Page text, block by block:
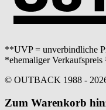
**UVP = unverbindliche
*ehemaliger Verkaufspreis
© OUTBACK 1988 -
Zum Warenkorb